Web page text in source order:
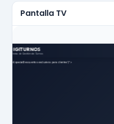
Pantalla TV